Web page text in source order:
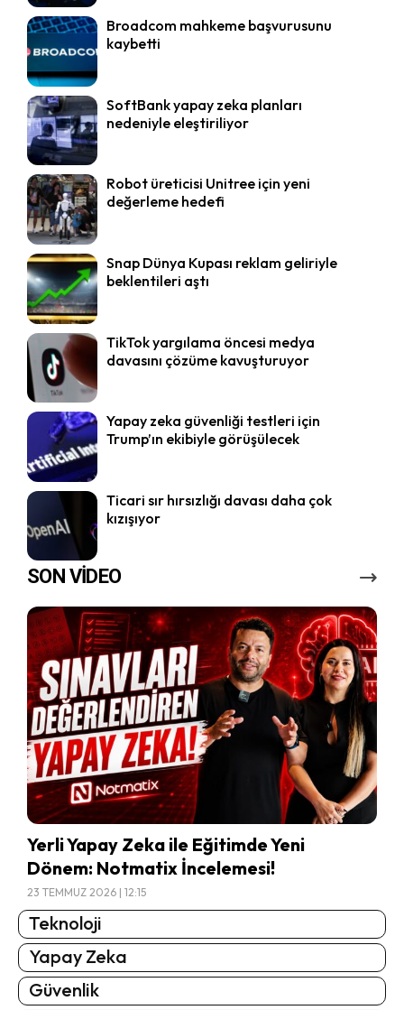
Broadcom mahkeme başvurusunu
kaybetti
SoftBank yapay zeka planları
nedeniyle eleştiriliyor
Robot üreticisi Unitree için yeni
değerleme hedefi
Snap Dünya Kupası reklam geliriyle
beklentileri aştı
TikTok yargılama öncesi medya
davasını çözüme kavuşturuyor
Yapay zeka güvenliği testleri için
Trump’ın ekibiyle görüşülecek
Ticari sır hırsızlığı davası daha çok
kızışıyor
SON VİDEO
Yerli Yapay Zeka ile Eğitimde Yeni
Dönem: Notmatix İncelemesi!
23 TEMMUZ 2026 | 12:15
Teknoloji
Yapay Zeka
Güvenlik